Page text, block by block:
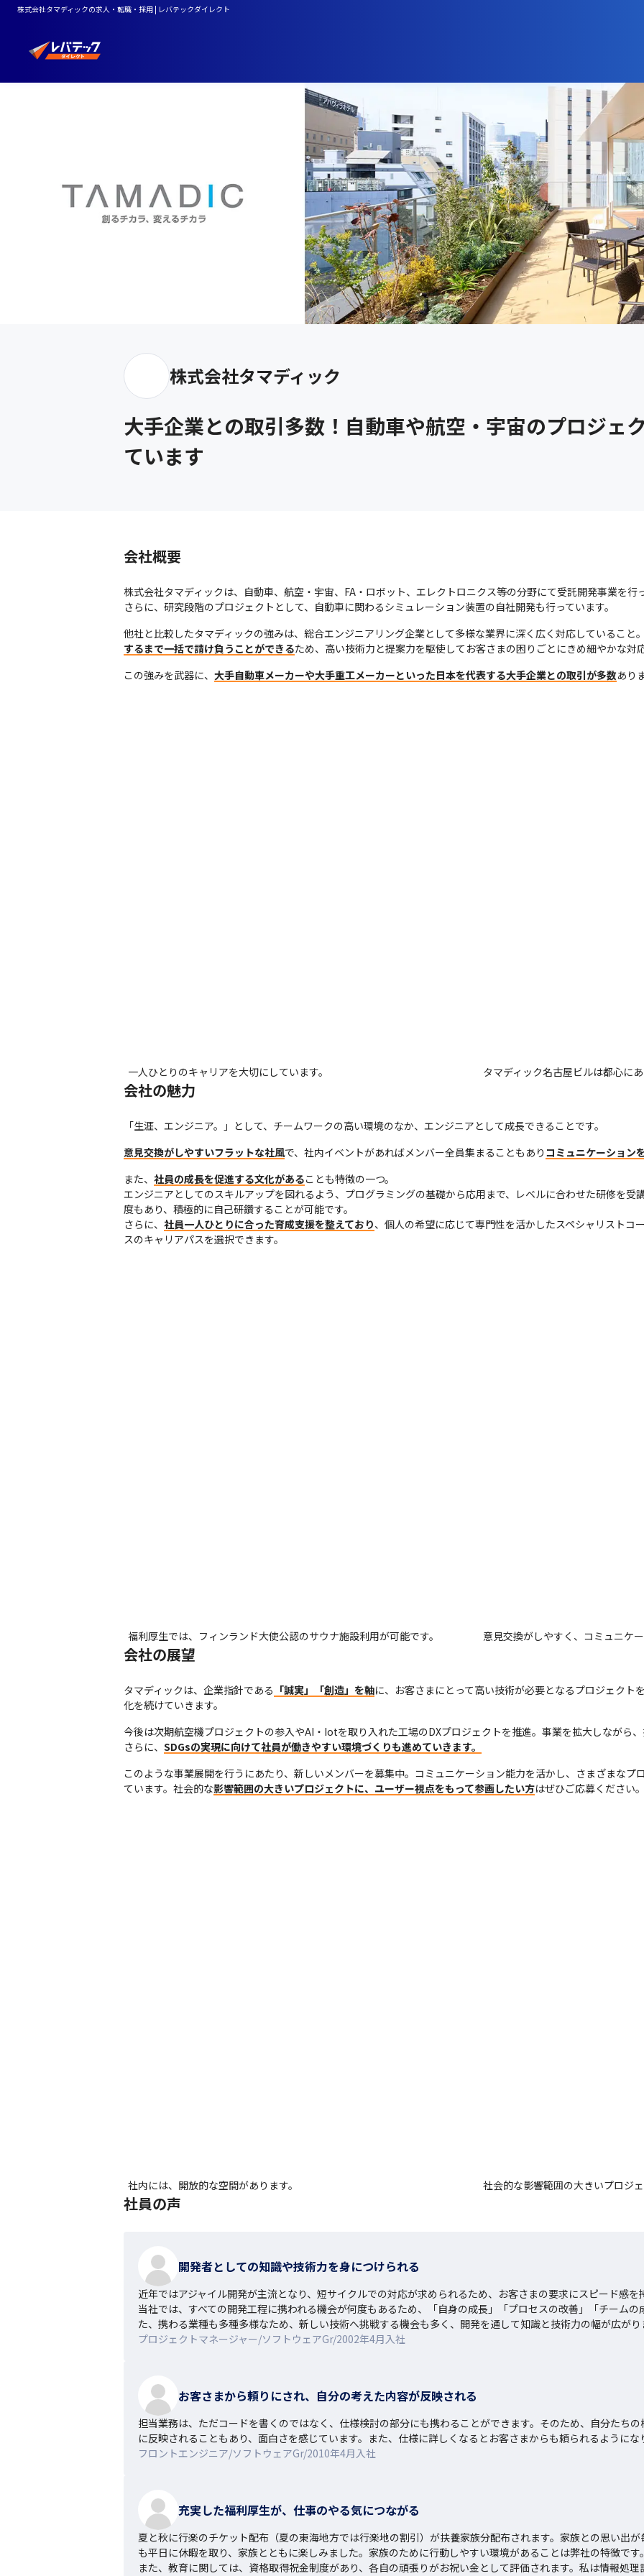
株式会社タマディックの求人・転職・採用 | レバテックダイレクト
株式会社タマディック
大手企業との取引多数！自動車や航空・宇宙のプロジェ
ています
会社概要
株式会社タマディックは、自動車、航空・宇宙、FA・ロボット、エレクトロニクス等の分野にて受託開発事業を行
さらに、研究段階のプロジェクトとして、自動車に関わるシミュレーション装置の自社開発も行っています。
他社と比較したタマディックの強みは、総合エンジニアリング企業として多様な業界に深く広く対応していること。
するまで一括で請け負うことができるため、高い技術力と提案力を駆使してお客さまの困りごとにきめ細やかな対
この強みを武器に、 大手自動車メーカーや大手重工メーカーといった日本を代表する大手企業との取引が多数あり
一人ひとりのキャリアを大切にしています。 タマディック名古屋ビルは都心にあ
会社の魅力
「生涯、エンジニア。」として、チームワークの高い環境のなか、エンジニアとして成長できることです。
意見交換がしやすいフラットな社風で、社内イベントがあればメンバー全員集まることもあり コミュニケーション
また、 社員の成長を促進する文化があることも特徴の一つ。
エンジニアとしてのスキルアップを図れるよう、プログラミングの基礎から応用まで、レベルに合わせた研修を受
度もあり、積極的に自己研鑽することが可能です。
さらに、 社員一人ひとりに合った育成支援を整えており、個人の希望に応じて専門性を活かしたスペシャリストコ
スのキャリアパスを選択できます。
福利厚生では、フィンランド大使公認のサウナ施設利用が可能です。 意見交換がしやすく、コミュニケ
会社の展望
タマディックは、企業指針である 「誠実」「創造」を軸に、お客さまにとって高い技術が必要となるプロジェクト
化を続けていきます。
今後は次期航空機プロジェクトの参入やAI・Iotを取り入れた工場のDXプロジェクトを推進。事業を拡大しながら、
さらに、 SDGsの実現に向けて社員が働きやすい環境づくりも進めていきます。
このような事業展開を行うにあたり、新しいメンバーを募集中。コミュニケーション能力を活かし、さまざまなプ
ています。社会的な影響範囲の大きいプロジェクトに、ユーザー視点をもって参画したい方はぜひご応募ください。
社内には、開放的な空間があります。 社会的な影響範囲の大きいプロジ
社員の声
開発者としての知識や技術力を身につけられる
近年ではアジャイル開発が主流となり、短サイクルでの対応が求められるため、お客さまの要求にスピード感を
当社では、すべての開発工程に携われる機会が何度もあるため、「自身の成長」「プロセスの改善」「チーム
た、携わる業種も多種多様なため、新しい技術へ挑戦する機会も多く、開発を通して知識と技術力の幅が広がり
プロジェクトマネージャー/ソフトウェアGr/2002年4月入社
お客さまから頼りにされ、自分の考えた内容が反映される
担当業務は、ただコードを書くのではなく、仕様検討の部分にも携わることができます。そのため、自分たち
に反映されることもあり、面白さを感じています。また、仕様に詳しくなるとお客さまからも頼られるようにな
フロントエンジニア/ソフトウェアGr/2010年4月入社
充実した福利厚生が、仕事のやる気につながる
夏と秋に行楽のチケット配布（夏の東海地方では行楽地の割引）が扶養家族分配布されます。家族との思い出
も平日に休暇を取り、家族とともに楽しみました。家族のために行動しやすい環境があることは弊社の特徴です。
また、教育に関しては、資格取得祝金制度があり、各自の頑張りがお祝い金として評価されます。私は情報処